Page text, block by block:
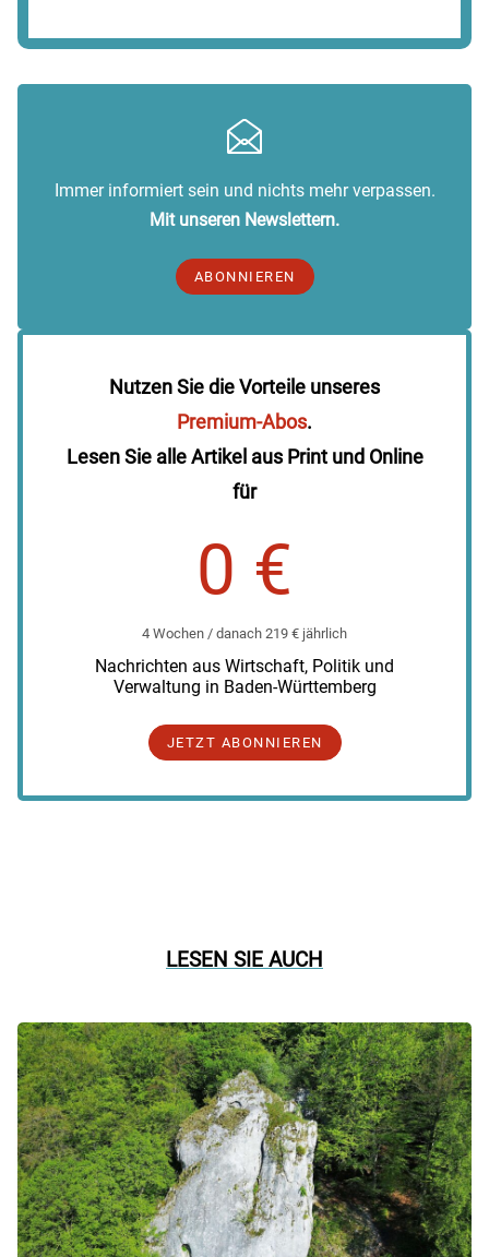
Immer informiert sein und nichts mehr verpassen.
Mit unseren Newslettern.
ABONNIEREN
Nutzen Sie die Vorteile unseres
Premium-Abos.
Lesen Sie alle Artikel aus Print und Online
für
0 €
4 Wochen / danach 219 € jährlich
Nachrichten aus Wirtschaft, Politik und
Verwaltung in Baden-Württemberg
JETZT ABONNIEREN
LESEN SIE AUCH